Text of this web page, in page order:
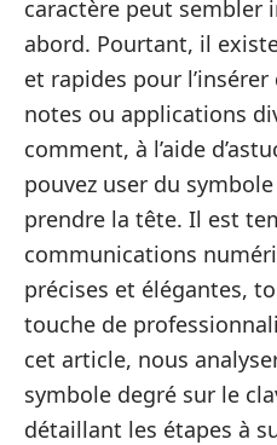
caractère peut sembler
abord. Pourtant, il
et rapides pour
notes ou applications
comment, à l’aide
pouvez user du
prendre la tête. Il est
communications
précises et élégantes,
touche de
cet article, nous
symbole degré sur le
détaillant les étapes à